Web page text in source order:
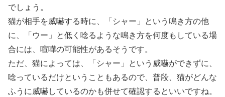
でしょう。
猫が相手を威嚇する時に、「シャー」という鳴き方の他
に、「ウー」と低く唸るような鳴き方を何度もしている場
合には、喧嘩の可能性があるそうです。
ただ、猫によっては、「シャー」という威嚇ができずに、
唸っているだけということもあるので、普段、猫がどんな
ふうに威嚇しているのかも併せて確認するといいですね。